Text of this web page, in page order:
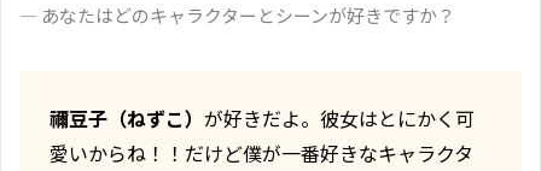
― あなたはどのキャラクターとシーンが好きですか？
禰豆子（ねずこ） が好きだよ。彼女はとにかく可
愛いからね！！だけど僕が一番好きなキャラクタ